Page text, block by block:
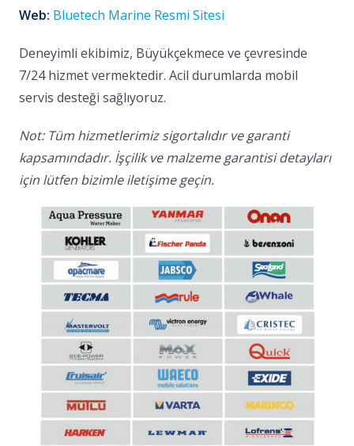
Web: Bluetech Marine Resmi Sitesi
Deneyimli ekibimiz, Büyükçekmece ve çevresinde
7/24 hizmet vermektedir. Acil durumlarda mobil
servis desteği sağlıyoruz.
Not: Tüm hizmetlerimiz sigortalıdır ve garanti
kapsamındadır. İşçilik ve malzeme garantisi detayları
için lütfen bizimle iletişime geçin.